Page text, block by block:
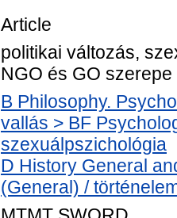
Article
politikai változás,
NGO és GO szerepe
B Philosophy.
vallás > BF
szexuálpszichológia
D History General
(General) /